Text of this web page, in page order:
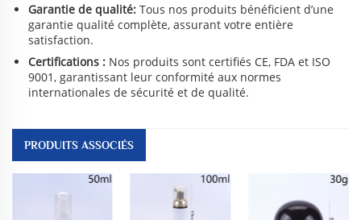
Garantie de qualité: Tous nos produits bénéficient d’une
garantie qualité complète, assurant votre entière
satisfaction.
Certifications : Nos produits sont certifiés CE, FDA et ISO
9001, garantissant leur conformité aux normes
internationales de sécurité et de qualité.
PRODUITS ASSOCIÉS